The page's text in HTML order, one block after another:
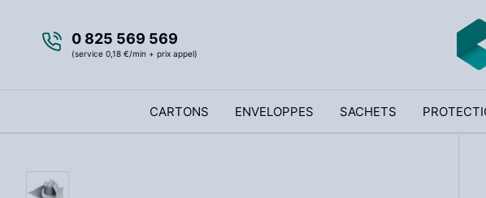
0 825 569 569
(service 0,18 €/min + prix appel)
CARTONS ENVELOPPES SACHETS